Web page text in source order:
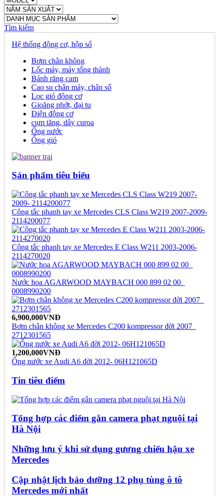
Tìm kiếm
Hệ thống động cơ, hộp số
Bơm chân không
Lốc máy, máy tổng thành
Bánh răng cam
Cao su chân máy, chân số
Lọc gió động cơ
Gioăng phớt, đại tu
Điện động cơ
cụm tăng, dây curoa
Ống nước
Ống gió
Sản phẩm tiêu biểu
Công tắc phanh tay xe Mercedes CLS Class W219 2007-2009-
2114200077
Công tắc phanh tay xe Mercedes E Class W211 2003-2006-
2114270020
Nước hoa AGARWOOD MAYBACH 000 899 02 00_
0008990200
6,900,000VNĐ
Bơm chân không xe Mercedes C200 kompressor đời 2007_
2712301565
1,200,000VNĐ
Ống nước xe Audi A6 đời 2012- 06H121065D
Tin tiêu điểm
Tổng hợp các điểm gắn camera phạt nguội tại
Hà Nội
Những lưu ý khi sử dụng gương chiếu hậu xe
Mercedes
Cập nhật lịch bảo dưỡng 12 phụ tùng ô tô
Mercedes mới nhất